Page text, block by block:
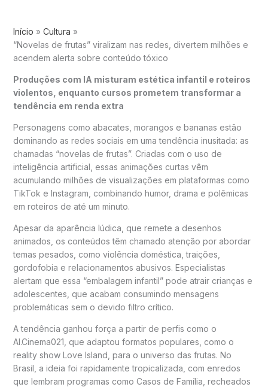
Início
Cultura
“Novelas de frutas” viralizam nas redes, divertem milhões e
acendem alerta sobre conteúdo tóxico
Produções com IA misturam estética infantil e roteiros
violentos, enquanto cursos prometem transformar a
tendência em renda extra
Personagens como abacates, morangos e bananas estão
dominando as redes sociais em uma tendência inusitada: as
chamadas “novelas de frutas”. Criadas com o uso de
inteligência artificial, essas animações curtas vêm
acumulando milhões de visualizações em plataformas como
TikTok e Instagram , combinando humor, drama e polêmicas
em roteiros de até um minuto.
Apesar da aparência lúdica, que remete a desenhos
animados, os conteúdos têm chamado atenção por abordar
temas pesados, como violência doméstica, traições,
gordofobia e relacionamentos abusivos. Especialistas
alertam que essa “embalagem infantil” pode atrair crianças e
adolescentes, que acabam consumindo mensagens
problemáticas sem o devido filtro crítico.
A tendência ganhou força a partir de perfis como o
AI.Cinema021 , que adaptou formatos populares, como o
reality show Love Island , para o universo das frutas. No
Brasil, a ideia foi rapidamente tropicalizada, com enredos
que lembram programas como Casos de Família , recheados